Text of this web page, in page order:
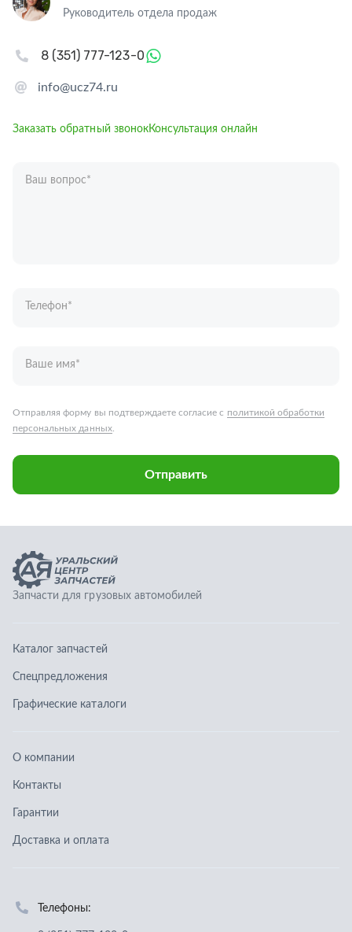
Руководитель отдела продаж
info@ucz74.ru
8 (351) 777-123-0
Заказать обратный звонокКонсультация онлайн
Ваш вопрос*
Запчасти для грузовых автомобилей
Каталог запчастей
Спецпредложения
О компании
Контакты
Доставка и оплата
Отправить заявку